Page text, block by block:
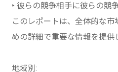
‣ 彼らの競争相手に彼らの競
このレポートは、全体的な
めの詳細で重要な情報を提供
地域別: